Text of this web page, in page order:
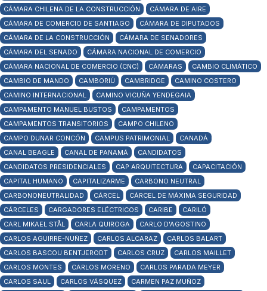
CÁMARA CHILENA DE LA CONSTRUCCIÓN
CÁMARA DE AIRE
CÁMARA DE COMERCIO DE SANTIAGO
CÁMARA DE DIPUTADOS
CÁMARA DE LA CONSTRUCCIÓN
CÁMARA DE SENADORES
CÁMARA DEL SENADO
CÁMARA NACIONAL DE COMERCIO
CÁMARA NACIONAL DE COMERCIO (CNC)
CÁMARAS
CAMBIO CLIMÁTICO
CAMBIO DE MANDO
CAMBORIÚ CAMBRIDGE
CAMINO COSTERO
CAMINO INTERNACIONAL
CAMINO VICUÑA YENDEGAIA
CAMPAMENTO MANUEL BUSTOS
CAMPAMENTOS
CAMPAMENTOS TRANSITORIOS
CAMPO CHILENO
CAMPO DUNAR CONCÓN
CAMPUS PATRIMONIAL
CANADÁ
CANAL BEAGLE
CANAL DE PANAMÁ
CANDIDATOS
CANDIDATOS PRESIDENCIALES
CAP ARQUITECTURA
CAPACITACIÓN
CAPITAL HUMANO
CAPITALIZARME
CARBONO NEUTRAL
CARBONONEUTRALIDAD
CÁRCEL
CÁRCEL DE MÁXIMA SEGURIDAD
CÁRCELES
CARGADORES ELÉCTRICOS CARIBE
CARILÓ
CARL MIKAEL STÅL
CARLA QUIROGA
CARLO D'AGOSTINO
CARLOS AGUIRRE-NUÑEZ
CARLOS ALCARAZ
CARLOS BALART
CARLOS BASCOU BENTJERODT
CARLOS CRUZ
CARLOS MAILLET
CARLOS MONTES
CARLOS MORENO
CARLOS PARADA MEYER
CARLOS SAUL
CARLOS VÁSQUEZ
CARMEN PAZ MUÑOZ